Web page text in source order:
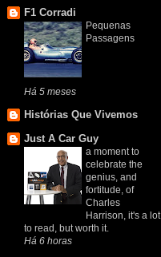
F1 Corradi
Pequenas
Passagens
Há 5 meses
Histórias Que Vivemos
Just A Car Guy
a moment to
celebrate the
genius, and
fortitude, of
Charles
Harrison, it's a lot
to read, but worth it.
Há 6 horas